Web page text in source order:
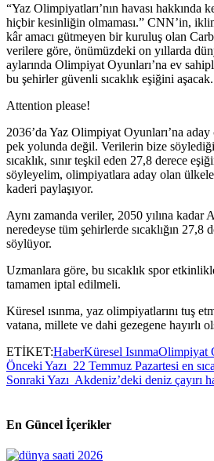
“Yaz Olimpiyatları’nın havası hakkında
hiçbir kesinliğin olmaması.” CNN’in,
kâr amacı gütmeyen bir kuruluş olan
verilere göre, önümüzdeki on yıllarda
aylarında Olimpiyat Oyunları’na ev
bu şehirler güvenli sıcaklık eşiğini aşacak.
Attention please!
2036’da Yaz Olimpiyat Oyunları’na
pek yolunda değil. Verilerin bize
sıcaklık, sınır teşkil eden 27,8 derece
söyleyelim, olimpiyatlara aday olan
kaderi paylaşıyor.
Aynı zamanda veriler, 2050 yılına
neredeyse tüm şehirlerde sıcaklığın 27,8
söylüyor.
Uzmanlara göre, bu sıcaklık spor
tamamen iptal edilmeli.
Küresel ısınma, yaz olimpiyatlarını tuş
vatana, millete ve dahi gezegene hayırlı
ETİKET:HaberKüresel IsınmaOlimpiyat
Önceki Yazı 22 Temmuz Pazartesi en
Sonraki Yazı Akdeniz’deki deniz çayırı
En Güncel İçerikler